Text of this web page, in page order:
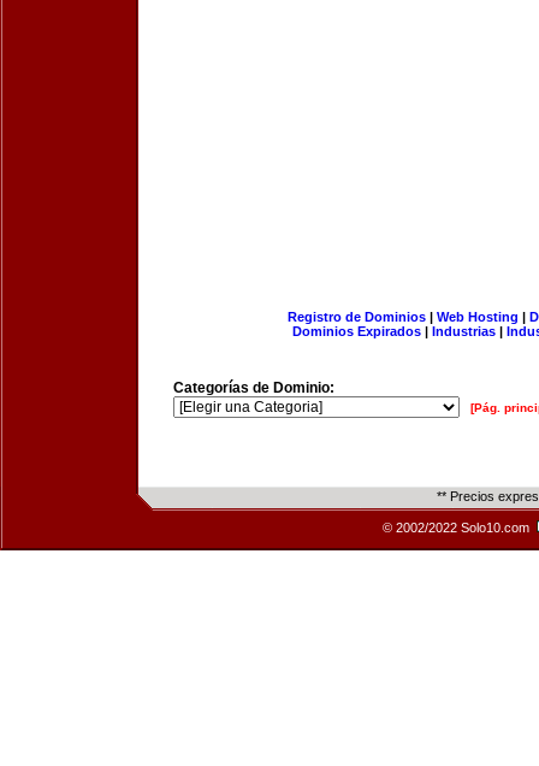
Registro de Dominios| Web Hosting |
Dominios Expirados | Industrias |
Categorías de Dominio:
[Pág.
** Precios
© 2002/2022 Solo10.com